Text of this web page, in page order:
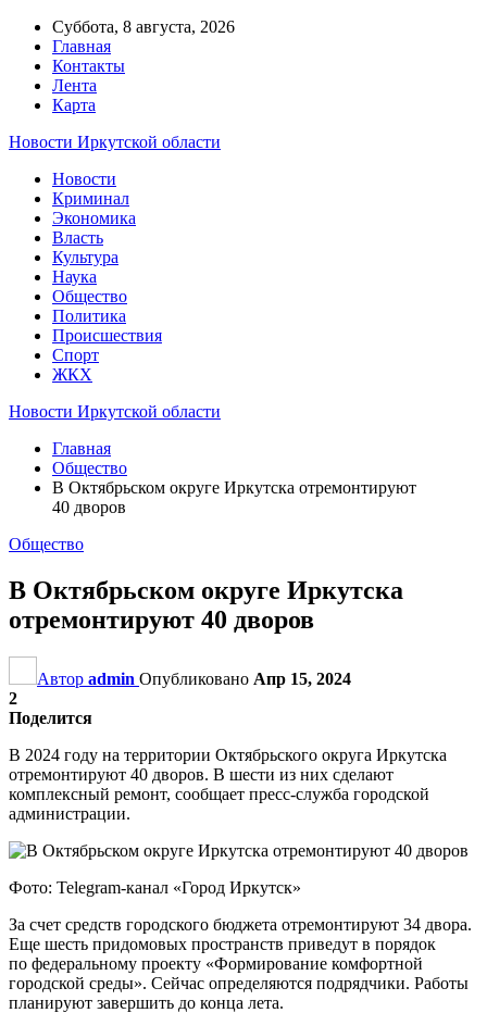
Суббота, 8 августа, 2026
Главная
Контакты
Лента
Карта
Новости Иркутской области
Новости
Криминал
Экономика
Власть
Культура
Наука
Общество
Политика
Происшествия
Спорт
ЖКХ
Новости Иркутской области
Главная
Общество
В Октябрьском округе Иркутска отремонтируют
40 дворов
Общество
В Октябрьском округе Иркутска
отремонтируют 40 дворов
Автор admin Опубликовано Апр 15, 2024
2
Поделится
В 2024 году на территории Октябрьского округа Иркутска
отремонтируют 40 дворов. В шести из них сделают
комплексный ремонт, сообщает пресс-служба городской
администрации.
Фото: Telegram-канал «Город Иркутск»
За счет средств городского бюджета отремонтируют 34 двора.
Еще шесть придомовых пространств приведут в порядок
по федеральному проекту «Формирование комфортной
городской среды». Сейчас определяются подрядчики. Работы
планируют завершить до конца лета.